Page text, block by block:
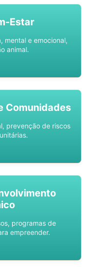
Estar
mental e emocional,
animal.
Comunidades
prevenção de riscos
programas de
empreender.